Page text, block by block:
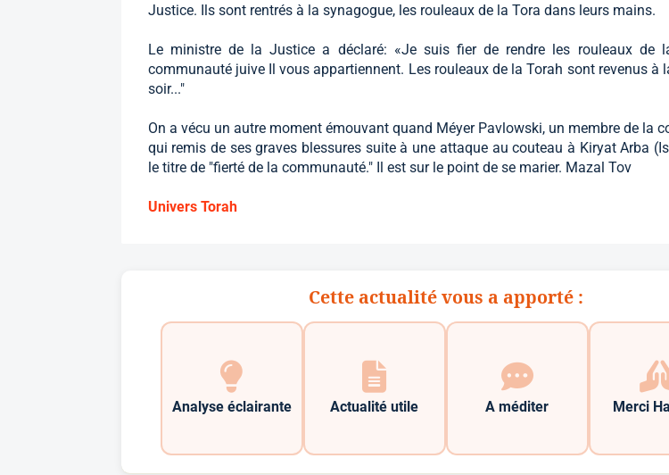
Justice. Ils sont rentrés à la synagogue, les rouleaux de la Tora dans leurs mains.
Le ministre de la Justice a déclaré: «Je suis fier de rendre les rouleaux de
communauté juive Il vous appartiennent. Les rouleaux de la Torah sont revenus à
soir..."
On a vécu un autre moment émouvant quand Méyer Pavlowski, un membre de la
qui remis de ses graves blessures suite à une attaque au couteau à Kiryat Arba
le titre de "fierté de la communauté." Il est sur le point de se marier. Mazal Tov
Univers Torah
Cette actualité vous a apporté :
Analyse éclairante Actualité utile A méditer Merci